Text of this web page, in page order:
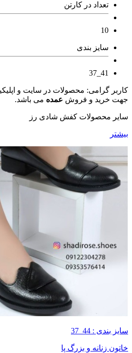
تعداد در کارتن
10
سایز بندی
41_37
کاربر گرامی: محصولات در سایت و
جهت خرید و فروش عمده می باشد.
سایر محصولات کفش شادی رز
بیشتر
سایز بندی : 44_37
خاتون زنانه و بزرگ پا